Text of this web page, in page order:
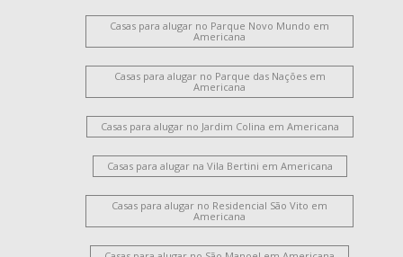
Casas para alugar no Parque Novo Mundo em
Americana
Casas para alugar no Parque das Nações em
Americana
Casas para alugar no Jardim Colina em Americana
Casas para alugar na Vila Bertini em Americana
Casas para alugar no Residencial São Vito em
Americana